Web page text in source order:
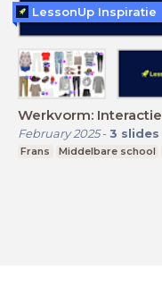
Werkvorm:
February 2025- 3 slides
Frans Middelbare school
LessonUp Inspiratie